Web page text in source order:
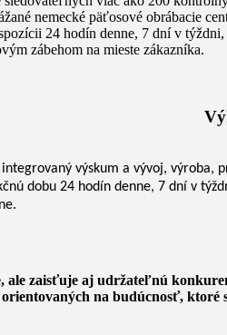
nemecké päťosové obrábacie
24 hodín denne, 7 dní v
zábehom na mieste zákazníka.
integrovaný výskum a vývoj, výroba,
dobu 24 hodín denne, 7 dní v
ale zaisťuje aj udržateľnú
na budúcnosť, ktoré